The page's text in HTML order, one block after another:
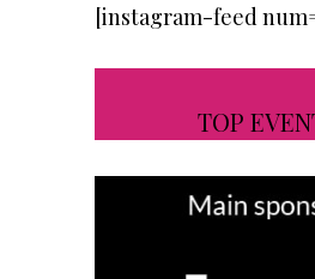
[instagram-feed
TOP